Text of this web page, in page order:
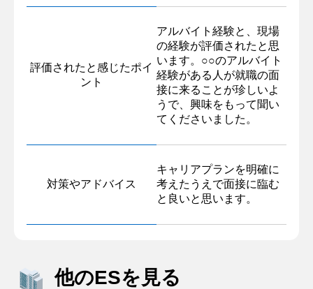
評価されたと感じたポイ
ント
アルバイト経験と、現場
の経験が評価されたと思
います。○○のアルバイト
経験がある人が就職の面
接に来ることが珍しいよ
うで、興味をもって聞い
てくださいました。
対策やアドバイス
キャリアプランを明確に
考えたうえで面接に臨む
と良いと思います。
他のESを見る